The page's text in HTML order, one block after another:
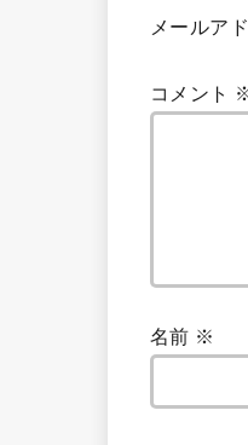
メールア
コメント
名前 ※